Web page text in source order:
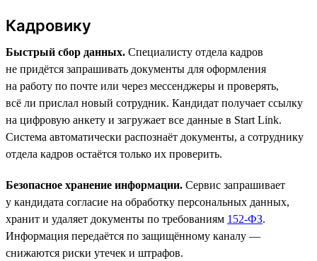
Кадровику
Быстрый сбор данных. Специалисту отдела кадров
не придётся запрашивать документы для оформления
на работу по почте или через мессенджеры и проверять,
всё ли прислал новый сотрудник. Кандидат получает ссылку
на цифровую анкету и загружает все данные в Start Link.
Система автоматически распознаёт документы, а сотруднику
отдела кадров остаётся только их проверить.
Безопасное хранение информации. Сервис запрашивает
у кандидата согласие на обработку персональных данных,
хранит и удаляет документы по требованиям 152-ФЗ.
Информация передаётся по защищённому каналу —
снижаются риски утечек и штрафов.